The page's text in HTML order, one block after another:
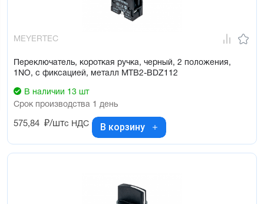
MEYERTEC
Переключатель, короткая ручка, черный, 2 положения,
1NO, с фиксацией, металл MTB2-BDZ112
В наличии 13 шт
Срок производства 1 день
575,84 ₽/штс НДС В корзину